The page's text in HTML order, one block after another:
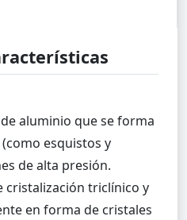
aluminio que se forma
esquistos y
de alta presión.
cristalización triclínico y
en forma de cristales